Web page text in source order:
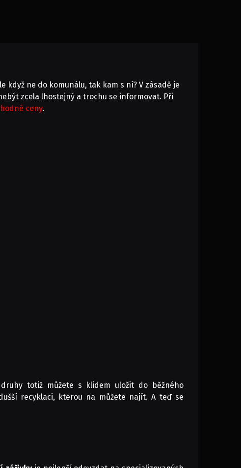
když ne do komunálu, tak kam s ní? V zásadě je
zcela lhostejný a trochu se informovat. Při
ceny.
totiž můžete s klidem uložit do běžného
recyklaci, kterou na můžete najít. A teď se